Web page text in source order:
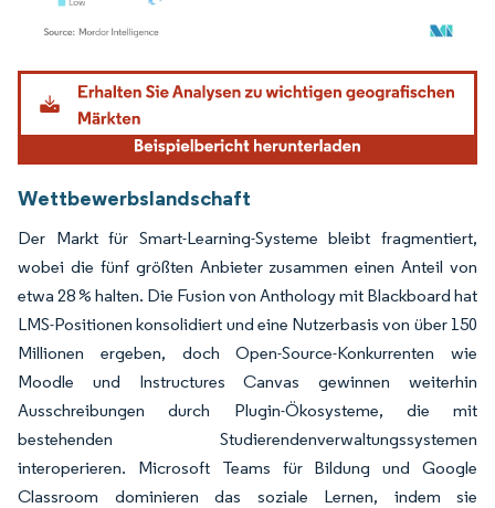
Bild © Mordor Intelligence. Wiederverwendung erfordert Namensnennung gemäß
Wettbewerbslandschaft
Der Markt für Smart-Learning-Systeme bleibt fragmentiert,
wobei die fünf größten Anbieter zusammen einen Anteil von
etwa 28 % halten. Die Fusion von Anthology mit Blackboard hat
LMS-Positionen konsolidiert und eine Nutzerbasis von über 150
Millionen ergeben, doch Open-Source-Konkurrenten wie
Moodle und Instructures Canvas gewinnen weiterhin
Ausschreibungen durch Plugin-Ökosysteme, die mit
bestehenden Studierendenverwaltungssystemen
interoperieren. Microsoft Teams für Bildung und Google
Classroom dominieren das soziale Lernen, indem sie